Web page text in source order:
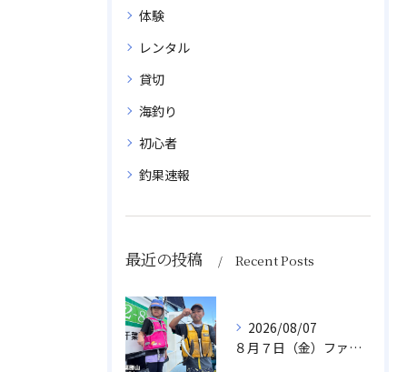
体験
レンタル
貸切
海釣り
初心者
釣果速報
最近の投稿 Recent Posts
2026/08/07
８月７日（金）ファミリフィッシング